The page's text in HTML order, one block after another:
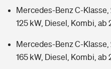
Mercedes-Benz C-Klasse,
125 kW, Diesel, Kombi, ab
Mercedes-Benz C-Klasse,
165 kW, Diesel, Kombi, ab